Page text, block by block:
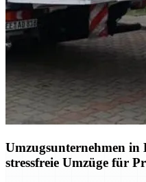
Umzugsunternehmen in
stressfreie Umzüge für